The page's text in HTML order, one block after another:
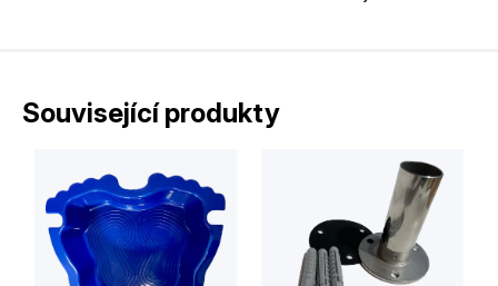
Související produkty